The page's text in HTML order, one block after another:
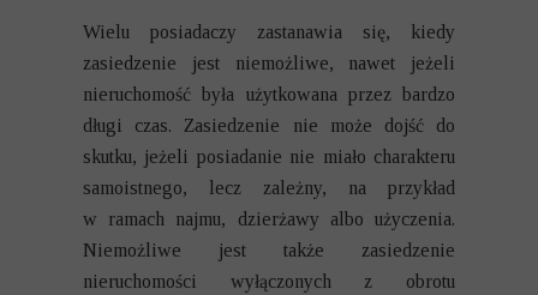
Wielu posiadaczy zastanawia się, kiedy
zasiedzenie jest niemożliwe, nawet jeżeli
nieruchomość była użytkowana przez bardzo
długi czas. Zasiedzenie nie może dojść do
skutku, jeżeli posiadanie nie miało charakteru
samoistnego, lecz zależny, na przykład
w ramach najmu, dzierżawy albo użyczenia.
Niemożliwe jest także zasiedzenie
nieruchomości wyłączonych z obrotu